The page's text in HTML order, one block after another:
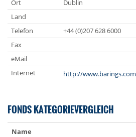
Ort
Dublin
Land
Telefon
+44 (0)207 628 6000
Fax
eMail
Internet
http://www.barings.com
FONDS KATEGORIEVERGLEICH
Name